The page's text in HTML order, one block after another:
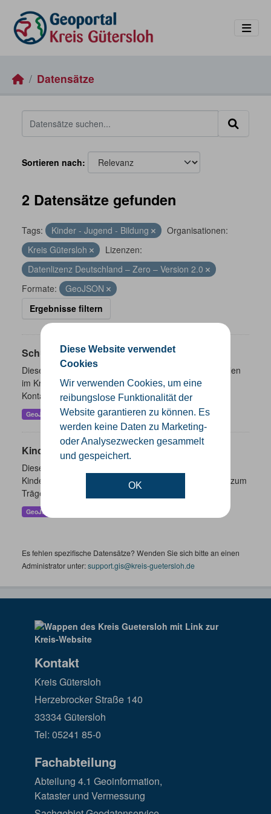
Diese Website verwendet
Cookies
Wir verwenden Cookies, um eine
reibungslose Funktionalität der
Website garantieren zu können. Es
werden keine Daten zu Marketing-
oder Analysezwecken gesammelt
und gespeichert.
OK
Datensätze
Sortieren nach
2 Datensätze gefunden
Tags: Kinder - Jugend - Bildung
Organisationen:
Kreis Gütersloh
Lizenzen:
Datenlizenz Deutschland – Zero – Version 2.0
Formate:
GeoJSON
Ergebnisse filtern
Schulen
Dieser Datensatz beinhaltet eine Darstellung der Schulen
im Kreis Gütersloh mit Angaben zu Schulform,
Kontaktmöglichkeiten, Pausenzeiten und Schulträger.
GeoJSON SHP
Kindertageseinrichtungen
Dieser Datensatz beinhaltet die Darstellung der
Kindertagesstätten im Kreis Gütersloh sowie Angaben zum
Träger und Kontaktinformationen.
GeoJSON
Es fehlen spezifische Datensätze? Wenden Sie sich bitte an einen
Administrator unter:support.gis@kreis-guetersloh.de
Kontakt
Kreis Gütersloh
Herzebrocker Straße 140
33334 Gütersloh
Tel: 05241 85-0
Fachabteilung
Abteilung 4.1 Geoinformation,
Kataster und Vermessung